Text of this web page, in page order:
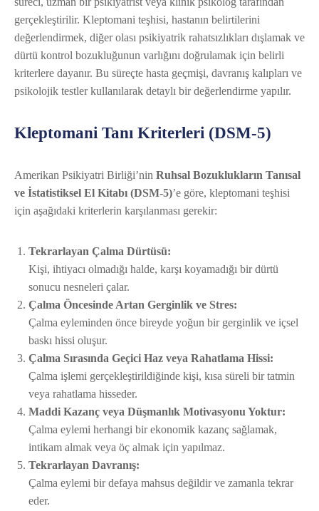
gerçekleştirilir. Kleptomani teşhisi, hastanın belirtilerini
değerlendirmek, diğer olası psikiyatrik rahatsızlıkları dışlamak ve
dürtü kontrol bozukluğunun varlığını doğrulamak için belirli
kriterlere dayanır. Bu süreçte hasta geçmişi, davranış kalıpları ve
psikolojik testler kullanılarak detaylı bir değerlendirme yapılır.
Kleptomani Tanı Kriterleri (DSM-5)
Amerikan Psikiyatri Birliği’nin Ruhsal Bozuklukların Tanısal
ve İstatistiksel El Kitabı (DSM-5)’e göre, kleptomani teşhisi
için aşağıdaki kriterlerin karşılanması gerekir:
Tekrarlayan Çalma Dürtüsü:
Kişi, ihtiyacı olmadığı halde, karşı koyamadığı bir dürtü
sonucu nesneleri çalar.
Çalma Öncesinde Artan Gerginlik ve Stres:
Çalma eyleminden önce bireyde yoğun bir gerginlik ve içsel
baskı hissi oluşur.
Çalma Sırasında Geçici Haz veya Rahatlama Hissi:
Çalma işlemi gerçekleştirildiğinde kişi, kısa süreli bir tatmin
veya rahatlama hisseder.
Maddi Kazanç veya Düşmanlık Motivasyonu Yoktur:
Çalma eylemi herhangi bir ekonomik kazanç sağlamak,
intikam almak veya öç almak için yapılmaz.
Tekrarlayan Davranış:
Çalma eylemi bir defaya mahsus değildir ve zamanla tekrar
eder.